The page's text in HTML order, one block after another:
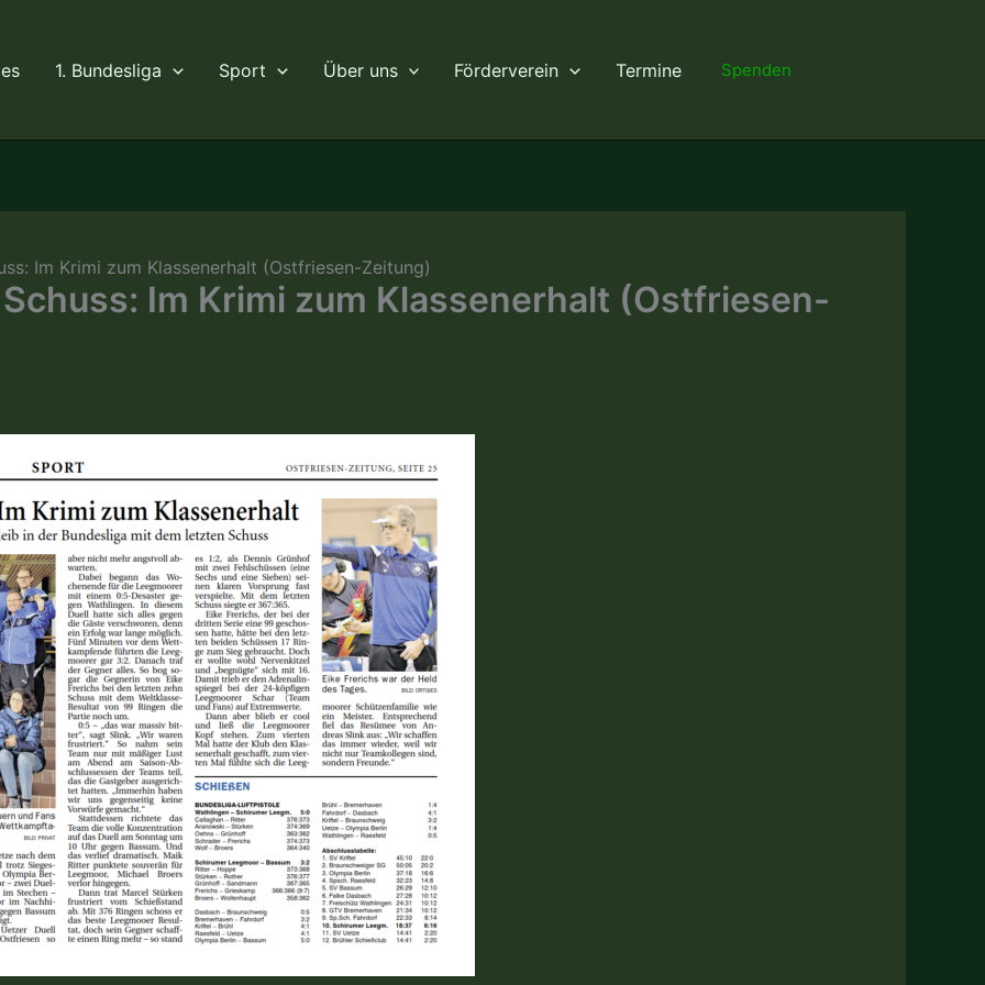
1. Bundesliga Sport Über uns Förderverein Termine Spenden
Im Krimi zum Klassenerhalt (Ostfriesen-Zeitung)
Im Krimi zum Klassenerhalt (Ostfriesen-